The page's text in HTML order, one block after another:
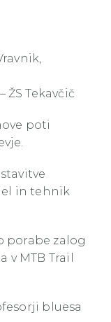
ŽS Tekavčič
poti
in tehnik
porabe zalog
MTB Trail
bluesa